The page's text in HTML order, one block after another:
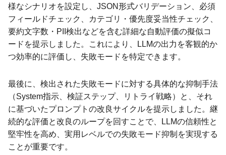
様なシナリオを設定し、JSON形式バリデーション、必須
フィールドチェック、カテゴリ・優先度妥当性チェック、
要約文字数・PII検出などを含む詳細な自動評価の擬似コ
ードを提示しました。これにより、LLMの出力を客観的か
つ効率的に評価し、失敗モードを特定できます。
最後に、検出された失敗モードに対する具体的な抑制手法
（System指示、検証ステップ、リトライ戦略）と、それ
に基づいたプロンプトの改良サイクルを提示しました。継
続的な評価と改良のループを回すことで、LLMの信頼性と
堅牢性を高め、実用レベルでの失敗モード抑制を実現する
ことが重要です。